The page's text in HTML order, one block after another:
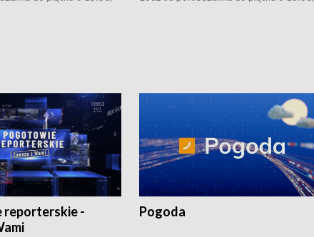
reporterskie -
Pogoda